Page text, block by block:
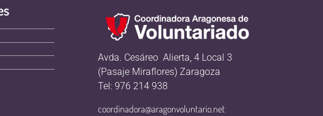
Avda. Cesáreo Alierta, 4 Local 3
(Pasaje Miraflores) Zaragoza
Tel: 976 214 938
coordinadora@aragonvoluntario.net